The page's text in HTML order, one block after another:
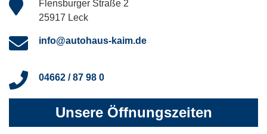
Flensburger Straße 2
25917 Leck
info@autohaus-kaim.de
04662 / 87 98 0
Unsere Öffnungszeiten